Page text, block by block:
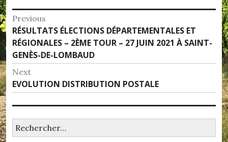
Navigation
de
l’article
Previous
Previous
post:
RÉSULTATS ÉLECTIONS DÉPARTEMENTALES ET
RÉGIONALES – 2ÈME TOUR – 27 JUIN 2021 À SAINT-
GENÈS-DE-LOMBAUD
Next
Next
post:
EVOLUTION DISTRIBUTION POSTALE